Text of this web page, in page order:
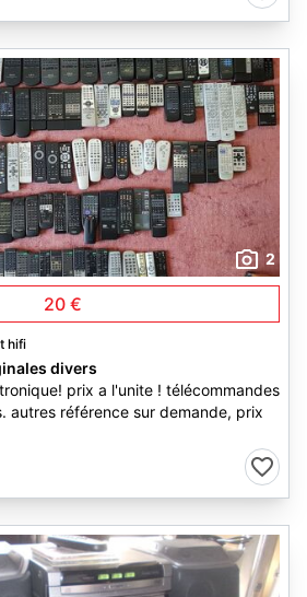
2
20 €
hifi
divers
prix a l'unite ! télécommandes
autres référence sur demande, prix